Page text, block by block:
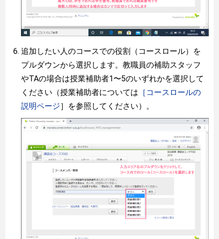
追加したい人のコースでの役割（コースロール）を
プルダウンから選択します。教職員の補助スタッフ
やTAの場合は授業補助者1〜5のいずれかを選択して
ください（授業補助者については ［コースロールの
説明ページ］を参照してください）。